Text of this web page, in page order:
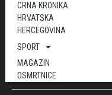
CRNA KRONIKA
HRVATSKA
HERCEGOVINA
SPORT
MAGAZIN
OSMRTNICE